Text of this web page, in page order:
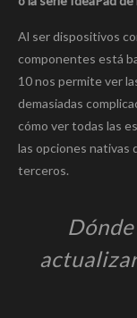
Al ser dispositivos
componentes está
10 nos permite ver
demasiadas
cómo ver todas las
las opciones nativas
terceros.